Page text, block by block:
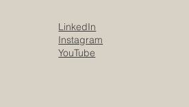
LinkedIn
Instagram
YouTube